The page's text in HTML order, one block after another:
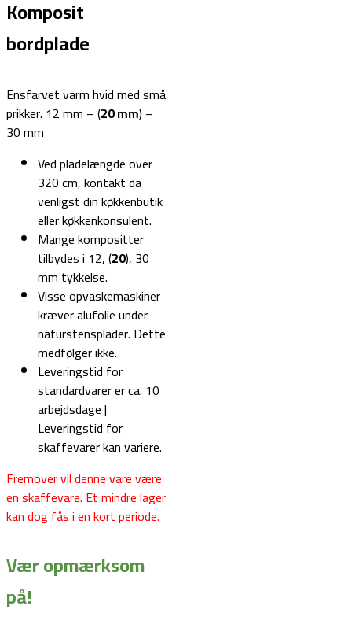
Komposit
bordplade
Ensfarvet varm hvid med små
prikker. 12 mm – (20 mm) –
30 mm
Ved pladelængde over
320 cm, kontakt da
venligst din køkkenbutik
eller køkkenkonsulent.
Mange kompositter
tilbydes i 12, (20), 30
mm tykkelse.
Visse opvaskemaskiner
kræver alufolie under
naturstensplader. Dette
medfølger ikke.
Leveringstid for
standardvarer er ca. 10
arbejdsdage |
Leveringstid for
skaffevarer kan variere.
Fremover vil denne vare være
en skaffevare. Et mindre lager
kan dog fås i en kort periode.
Vær opmærksom
på!